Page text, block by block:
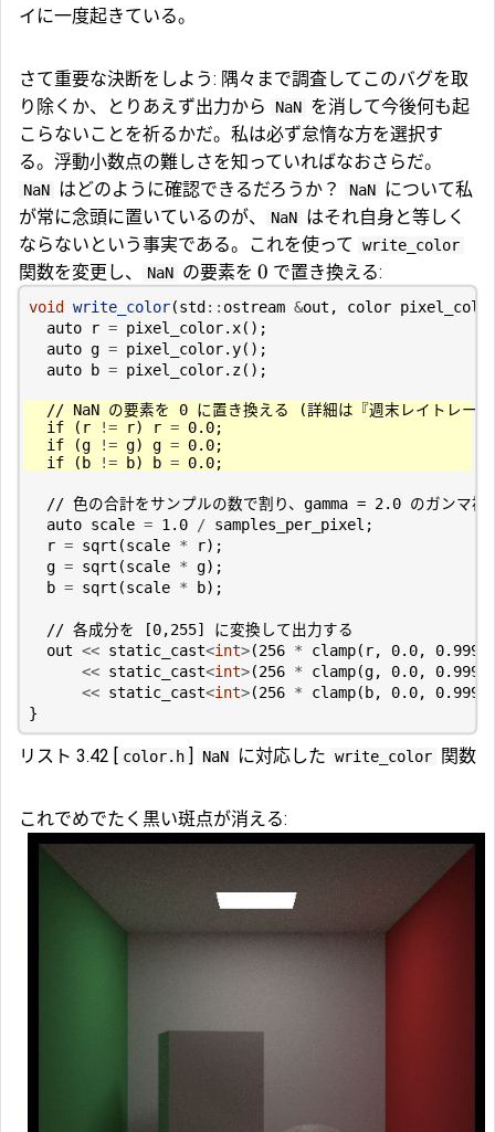
イに一度起きている。
さて重要な決断をしよう: 隅々まで調査してこのバグを取
り除くか、とりあえず出力から
NaN を消して今後何も起
こらないことを祈るかだ。私は必ず怠惰な方を選択す
る。浮動小数点の難しさを知っていればなおさらだ。
NaN はどのように確認できるだろうか？ NaN
について私
が常に念頭に置いているのが、
NaN はそれ自身と等しく
ならないという事実である。これを使って write_color
関数を変更し、 NaN の要素を 0 で置き換える:
void write_color(std :: ostream &out , color
auto
r = pixel_color. x();
auto g = pixel_color.y();
auto
b = pixel_color. z();
if ( r != r) r = 0.0;
if
(g != g) g = 0.0;
if
( b != b) b = 0.0;
auto scale = 1.0 / samples_per_pixel ;
r = sqrt (scale * r);
g = sqrt (scale * g);
b = sqrt (scale * b);
out << static_cast<int>(256 * clamp( r, 0.0, 0.999
<< static_cast<int>(256 * clamp(g, 0.0, 0.999
<< static_cast<int>(256 * clamp( b, 0.0, 0.999
}
リスト 3.42 [ color.h ] NaN に対応した write_color 関数
これでめでたく黒い斑点が消える: